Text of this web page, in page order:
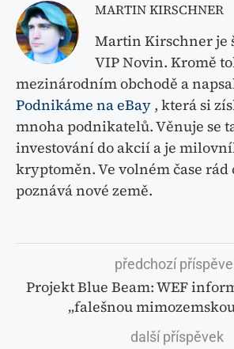
MARTIN KIRSCHNER
Martin Kirschner je
VIP Novin. Kromě
mezinárodním obchodě a
Podnikáme na eBay , která si
mnoha podnikatelů. Věnuje se
investování do akcií a je
kryptoměn. Ve volném čase rád
poznává nové země.
předchozí
Projekt Blue Beam: WEF
„falešnou
další příspěvek